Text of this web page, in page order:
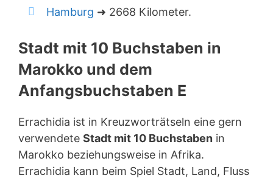
Hamburg ➜ 2668 Kilometer.
Stadt mit 10 Buchstaben in
Marokko und dem
Anfangsbuchstaben E
Errachidia ist in Kreuzworträtseln eine gern
verwendete Stadt mit 10 Buchstaben in
Marokko beziehungsweise in Afrika.
Errachidia kann beim Spiel Stadt, Land, Fluss